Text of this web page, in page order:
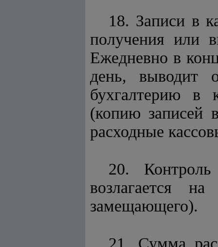
18. Записи в
получения или
Ежедневно в
день, выводит
бухгалтерию в
(копию записей
расходные
20.
возлагается
замещающего).
21. Сумма